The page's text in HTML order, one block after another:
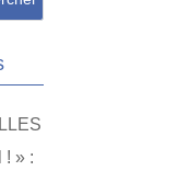
! » :